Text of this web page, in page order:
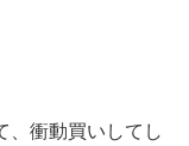
、衝動買いしてし